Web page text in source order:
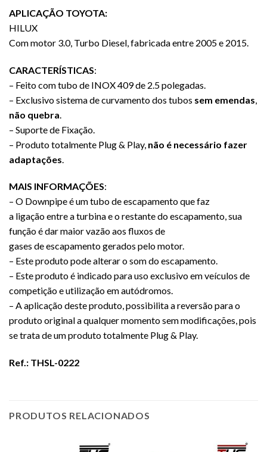
APLICAÇÃO TOYOTA:
HILUX
Com motor 3.0, Turbo Diesel, fabricada entre 2005 e 2015.
CARACTERÍSTICAS:
– Feito com tubo de INOX 409 de 2.5 polegadas.
– Exclusivo sistema de curvamento dos tubos sem emendas
não quebra
– Suporte de Fixação.
– Produto totalmente Plug & Play, não é necessário fazer
adaptações
MAIS INFORMAÇÕES:
– O Downpipe é um tubo de escapamento que faz
a ligação entre a turbina e o restante do escapamento, sua
função é dar maior vazão aos fluxos de
gases de escapamento gerados pelo motor.
– Este produto pode alterar o som do escapamento.
– Este produto é indicado para uso exclusivo em veículos de
competição e utilização em autódromos.
– A aplicação deste produto, possibilita a reversão para o
produto original a qualquer momento sem modificações, pois
se trata de um produto totalmente Plug & Play.
Ref.: THSL-0222
PRODUTOS RELACIONADOS